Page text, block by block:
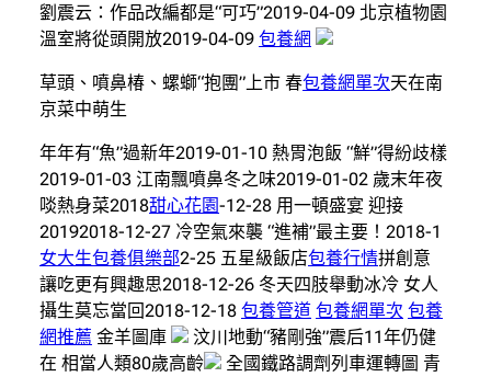
劉震云：作品改編都是“可巧”2019-04-09 北京植物園
溫室將從頭開放2019-04-09 包養網
草頭、噴鼻椿、螺螄“抱團”上市 春包養網單次天在南
京菜中萌生
年年有“魚”過新年2019-01-10 熱胃泡飯 “鮮”得紛歧樣
2019-01-03 江南飄噴鼻冬之味2019-01-02 歲末年夜
啖熱身菜2018甜心花園-12-28 用一頓盛宴 迎接
20192018-12-27 冷空氣來襲 “進補”最主要！2018-1
女大生包養俱樂部2-25 五星級飯店包養行情拼創意
讓吃更有興趣思2018-12-26 冬天四肢舉動冰冷 女人
攝生莫忘當回2018-12-18 包養管道 包養網單次 包養
網推薦 金羊圖庫
汶川地動“豬剛強”震后11年仍健
在 相當人類80歲高齡
全國鐵路調劑列車運轉圖 青